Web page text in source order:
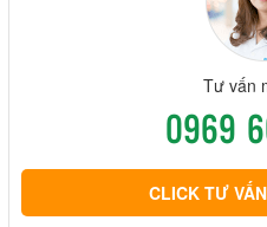
Tư vấn
0969
CLICK TƯ